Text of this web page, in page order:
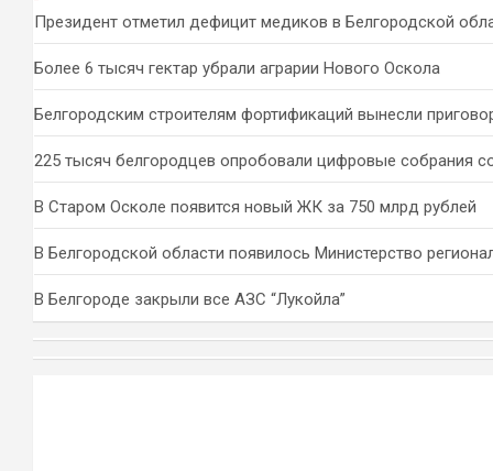
Президент отметил дефицит медиков в Белгородской
Более 6 тысяч гектар убрали аграрии Нового Оскола
Белгородским строителям фортификаций вынесли
225 тысяч белгородцев опробовали цифровые собрания
В Старом Осколе появится новый ЖК за 750 млрд рублей
В Белгородской области появилось Министерство
В Белгороде закрыли все АЗС “Лукойла”